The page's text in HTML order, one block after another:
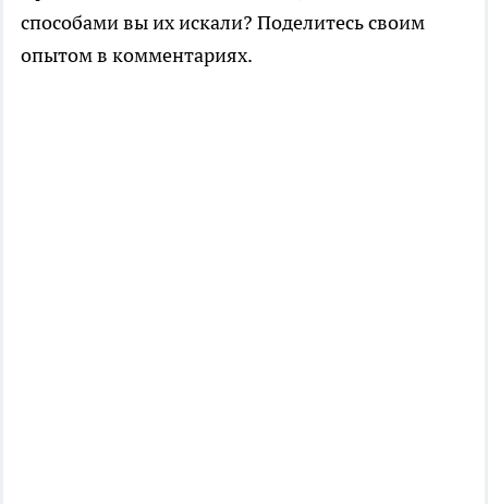
способами вы их искали? Поделитесь своим
опытом в комментариях.